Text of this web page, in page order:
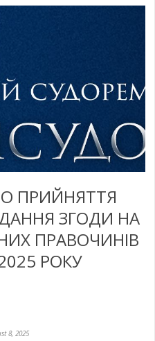
ПРИЙНЯТТЯ
ЗГОДИ НА
ПРАВОЧИНІВ
РОКУ
8, 2025